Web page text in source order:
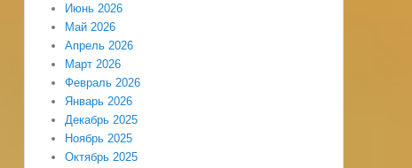
Июнь 2026
Май 2026
Апрель 2026
Март 2026
Февраль 2026
Январь 2026
Декабрь 2025
Ноябрь 2025
Октябрь 2025